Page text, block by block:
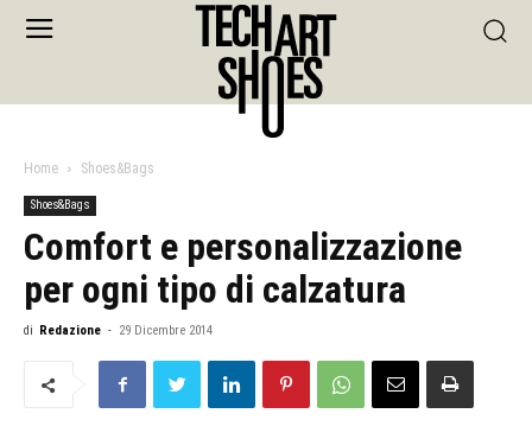
Home Shoes&Bags
Shoes&Bags
Comfort e personalizzazione
per ogni tipo di calzatura
di Redazione - 29 Dicembre 2014